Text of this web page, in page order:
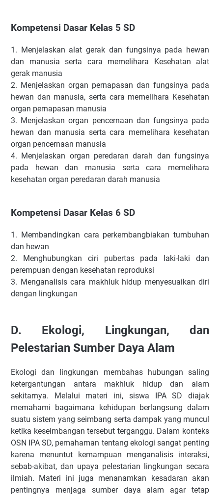
Kompetensi Dasar Kelas 5 SD
1. Menjelaskan alat gerak dan fungsinya pada hewan
dan manusia serta cara memelihara Kesehatan alat
gerak manusia
2. Menjelaskan organ pernapasan dan fungsinya pada
hewan dan manusia, serta cara memelihara Kesehatan
organ pernapasan manusia
3. Menjelaskan organ pencernaan dan fungsinya pada
hewan dan manusia serta cara memelihara kesehatan
organ pencernaan manusia
4. Menjelaskan organ peredaran darah dan fungsinya
pada hewan dan manusia serta cara memelihara
kesehatan organ peredaran darah manusia
Kompetensi Dasar Kelas 6 SD
1. Membandingkan cara perkembangbiakan tumbuhan
dan hewan
2.
Menghubungkan ciri pubertas pada laki-laki dan
perempuan dengan kesehatan reproduksi
3. Menganalisis cara makhluk hidup menyesuaikan diri
dengan lingkungan
D.
Ekologi, Lingkungan, dan
Pelestarian Sumber Daya Alam
Ekologi dan lingkungan membahas hubungan saling
ketergantungan antara makhluk hidup dan alam
sekitarnya. Melalui materi ini, siswa IPA SD diajak
memahami bagaimana kehidupan berlangsung dalam
suatu sistem yang seimbang serta dampak yang muncul
ketika keseimbangan tersebut terganggu. Dalam konteks
OSN IPA SD, pemahaman tentang ekologi sangat penting
karena menuntut kemampuan menganalisis interaksi,
sebab-akibat, dan upaya pelestarian lingkungan secara
ilmiah. Materi ini juga menanamkan kesadaran akan
pentingnya menjaga sumber daya alam agar tetap